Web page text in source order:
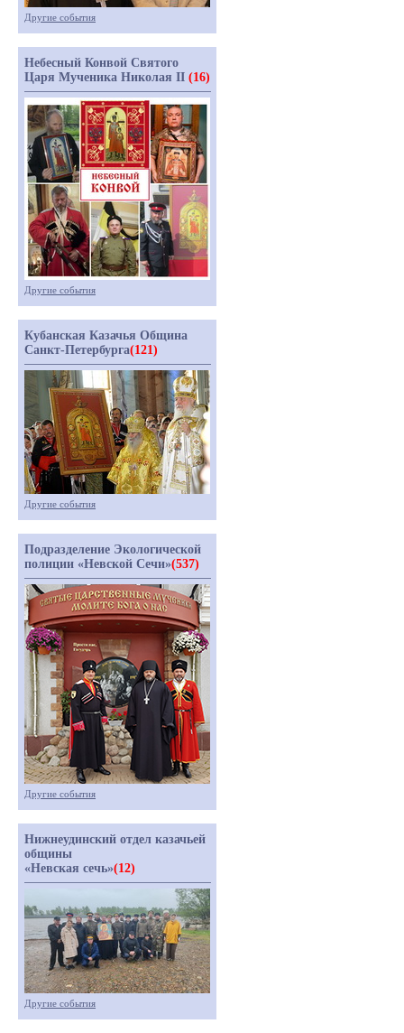
Другие события
Небесный Конвой Святого
Царя Мученика Николая II (16)
Другие события
Кубанская Казачья Община
Санкт-Петербурга(121)
Другие события
Подразделение Экологической
полиции «Невской Сечи»(537)
Другие события
Нижнеудинский отдел казачьей
общины
«Невская сечь»(12)
Другие события